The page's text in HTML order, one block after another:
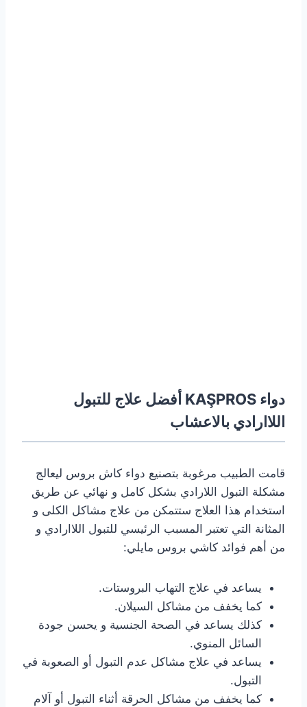
دواء KAŞPROS أفضل علاج للتبول
اللاارادي بالاعشاب
قامت الطبيب مرغوبة بتصنيع دواء كاش بروس ليعالج
مشكلة التبول اللارادي بشكل كامل و نهائي عن طريق
استخدام هذا العلاج ستتمكن من علاج مشاكل الكلى و
المثانة التي تعتبر المسبب الرئيسي للتبول اللاارادي و
من أهم فوائد كاشي بروس مايلي:
يساعد في علاج التهاب البروستات.
كما يخفف من مشاكل السيلان.
كذلك يساعد في الصحة الجنسية و يحسن جودة
السائل المنوي.
يساعد في علاج مشاكل عدم التبول أو الصعوبة في
التبول.
كما يخفف من مشاكل الحرقة أثناء التبول أو آلام